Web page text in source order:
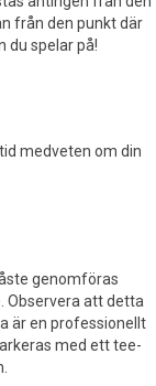
från den punkt där
du spelar på!
medveten om din
genomföras
Observera att detta
är en professionellt
med ett tee-